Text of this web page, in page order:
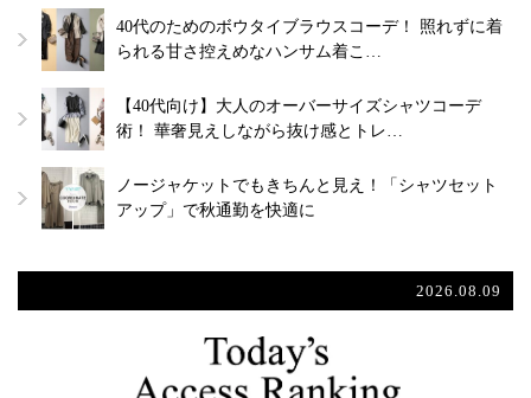
40代のためのボウタイブラウスコーデ！ 照れずに着
られる甘さ控えめなハンサム着こ…
【40代向け】大人のオーバーサイズシャツコーデ
術！ 華奢見えしながら抜け感とトレ…
ノージャケットでもきちんと見え！「シャツセット
アップ」で秋通勤を快適に
2026.08.09